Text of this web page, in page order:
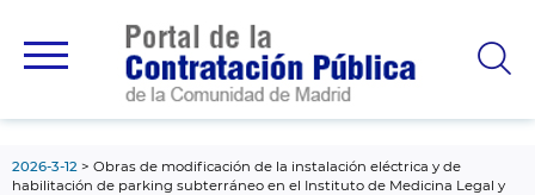
principal
2026-3-12
Obras de modificación de la instalación eléctrica y de
habilitación de parking subterráneo en el Instituto de Medicina Legal y